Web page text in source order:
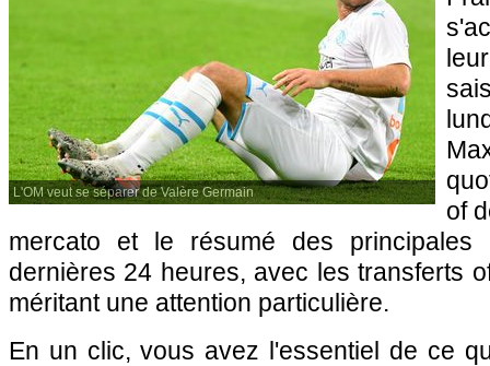
L'OM veut se séparer de Valère Germain
of
mercato et le résumé des principales
dernières 24 heures, avec les transferts
méritant une attention particulière.
En un clic, vous avez l'essentiel de ce